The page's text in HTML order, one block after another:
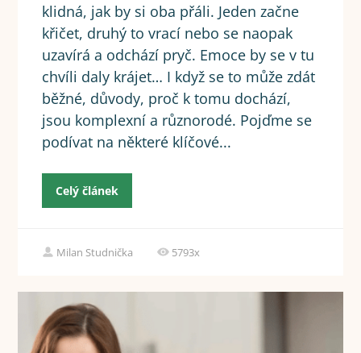
klidná, jak by si oba přáli. Jeden začne
křičet, druhý to vrací nebo se naopak
uzavírá a odchází pryč. Emoce by se v tu
chvíli daly krájet… I když se to může zdát
běžné, důvody, proč k tomu dochází,
jsou komplexní a různorodé. Pojďme se
podívat na některé klíčové...
Celý článek
Milan Studnička 5793x